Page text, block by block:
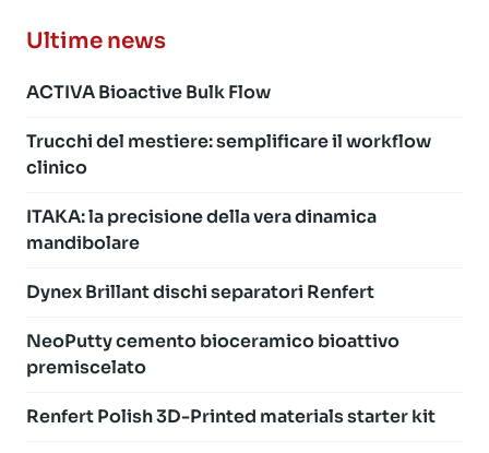
Ultime news
ACTIVA Bioactive Bulk Flow
Trucchi del mestiere: semplificare il workflow
clinico
ITAKA: la precisione della vera dinamica
mandibolare
Dynex Brillant dischi separatori Renfert
NeoPutty cemento bioceramico bioattivo
premiscelato
Renfert Polish 3D-Printed materials starter kit